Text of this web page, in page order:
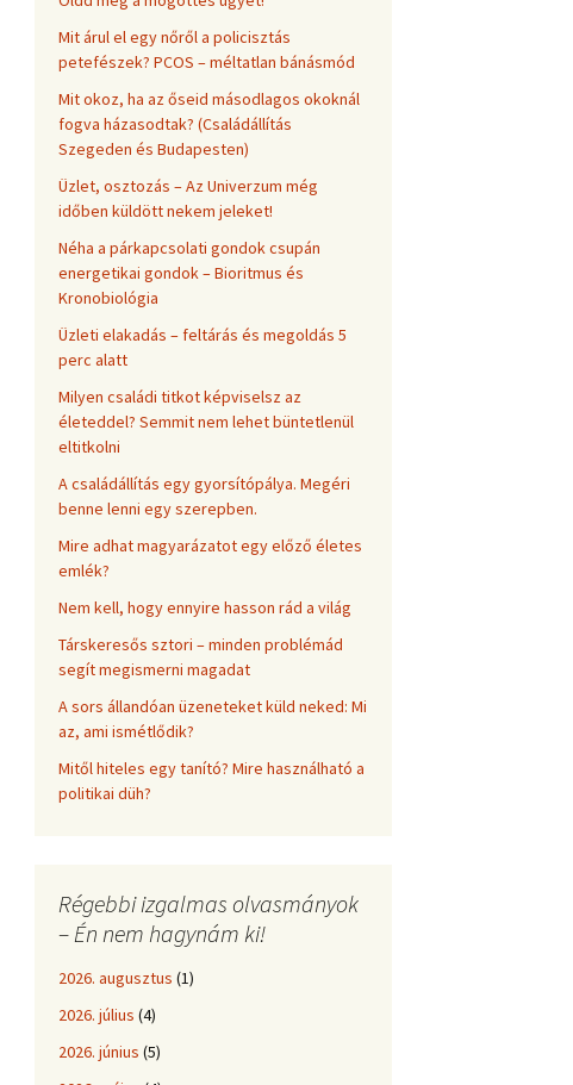
Mit árul el egy nőről a policisztás
petefészek? PCOS – méltatlan bánásmód
Mit okoz, ha az őseid másodlagos okoknál
fogva házasodtak? (Családállítás
Szegeden és Budapesten)
Üzlet, osztozás – Az Univerzum még
időben küldött nekem jeleket!
Néha a párkapcsolati gondok csupán
energetikai gondok – Bioritmus és
Kronobiológia
Üzleti elakadás – feltárás és megoldás 5
perc alatt
Milyen családi titkot képviselsz az
életeddel? Semmit nem lehet büntetlenül
eltitkolni
A családállítás egy gyorsítópálya. Megéri
benne lenni egy szerepben.
Mire adhat magyarázatot egy előző életes
emlék?
Nem kell, hogy ennyire hasson rád a világ
Társkeresős sztori – minden problémád
segít megismerni magadat
A sors állandóan üzeneteket küld neked: Mi
az, ami ismétlődik?
Mitől hiteles egy tanító? Mire használható a
politikai düh?
Régebbi izgalmas olvasmányok
– Én nem hagynám ki!
2026. augusztus (1)
2026. július (4)
2026. június (5)